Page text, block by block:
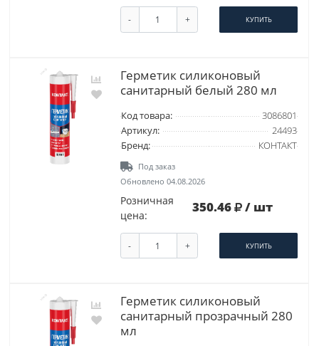
- + КУПИТЬ
Герметик силиконовый
санитарный белый 280 мл
Код товара:
3086801
Артикул:
24493
Бренд:
КОНТАКТ
Под заказ
Обновлено 04.08.2026
Розничная
цена:
350.46 / шт
- + КУПИТЬ
Герметик силиконовый
санитарный прозрачный 280
мл